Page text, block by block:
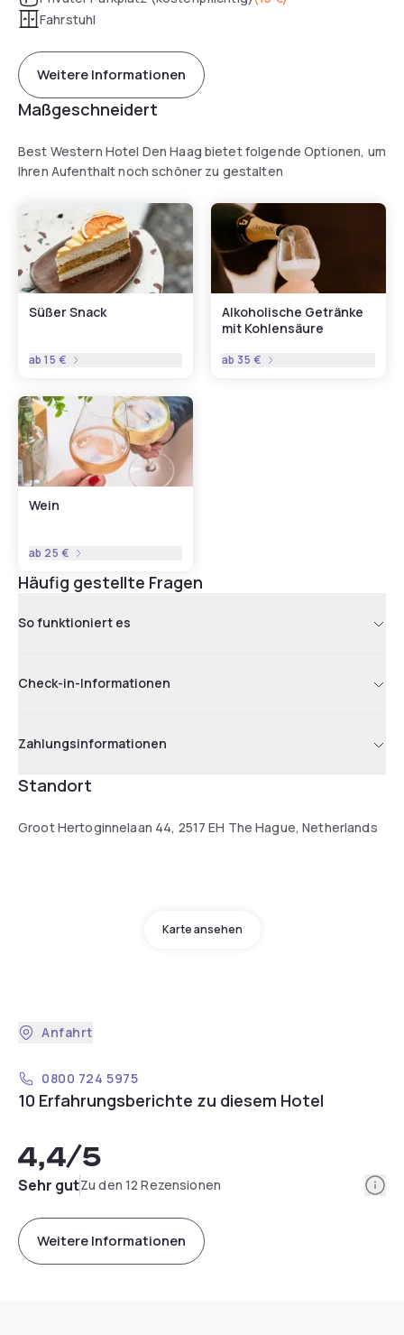
Fahrstuhl
Weitere Informationen
Maßgeschneidert
Best Western Hotel Den Haag bietet folgende Optionen, um
Ihren Aufenthalt noch schöner zu gestalten
Süßer Snack
ab15 €
Alkoholische Getränke
mit Kohlensäure
ab 35 €
Wein
ab 25 €
Häufig gestellte Fragen
So funktioniert es
Check-in-Informationen
Zahlungsinformationen
Standort
Groot Hertoginnelaan 44, 2517 EH The Hague, Netherlands
Karte ansehen
Anfahrt
0800 724 5975
10 Erfahrungsberichte zu diesem Hotel
4,4/5
Sehr gutZu den 12 Rezensionen
Weitere Informationen